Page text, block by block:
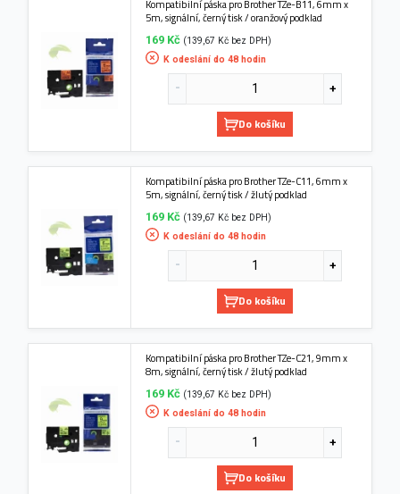
Kompatibilní páska pro Brother TZe-B11, 6mm x
5m, signální, černý tisk / oranžový podklad
169 Kč (139,67 Kč bez DPH)
K odeslání do 48 hodin
Do košíku
Kompatibilní páska pro Brother TZe-C11, 6mm x
5m, signální, černý tisk / žlutý podklad
169 Kč (139,67 Kč bez DPH)
K odeslání do 48 hodin
Do košíku
Kompatibilní páska pro Brother TZe-C21, 9mm x
8m, signální, černý tisk / žlutý podklad
169 Kč (139,67 Kč bez DPH)
K odeslání do 48 hodin
Do košíku